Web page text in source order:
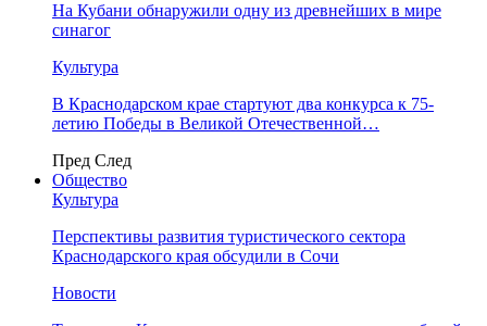
На Кубани обнаружили одну из древнейших в мире
синагог
Культура
В Краснодарском крае стартуют два конкурса к 75-
летию Победы в Великой Отечественной…
Пред След
Общество
Культура
Перспективы развития туристического сектора
Краснодарского края обсудили в Сочи
Новости